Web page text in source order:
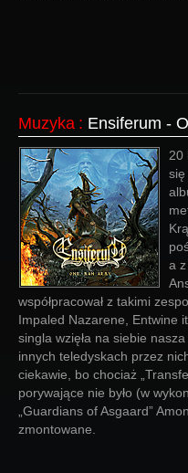
Muzyka : Ensiferum -
20
się
a
współpracował z takimi
Impaled Nazarene, Entwine
singla wzięła na siebie
innych teledyskach przez
ciekawie, bo chociaż
porywające nie było (w
„Guardians of Asgaard”
zmontowane.